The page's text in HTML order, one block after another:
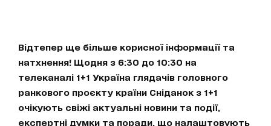
Відтепер ще більше корисної інформації та
натхнення! Щодня з 6:30 до 10:30 на
телеканалі 1+1 Україна глядачів головного
ранкового проєкту країни Сніданок з 1+1
очікують свіжі актуальні новини та події,
експертні думки та поради, що налаштовують